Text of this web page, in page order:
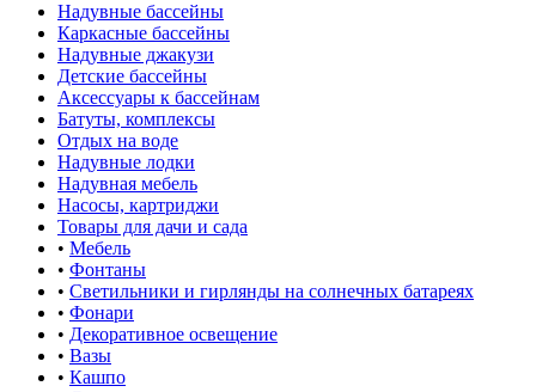
Надувные бассейны
Каркасные бассейны
Надувные джакузи
Детские бассейны
Аксессуары к бассейнам
Батуты, комплексы
Отдых на воде
Надувные лодки
Надувная мебель
Насосы, картриджи
Товары для дачи и сада
• Мебель
• Фонтаны
• Светильники и гирлянды на солнечных батареях
• Фонари
• Декоративное освещение
• Вазы
• Кашпо